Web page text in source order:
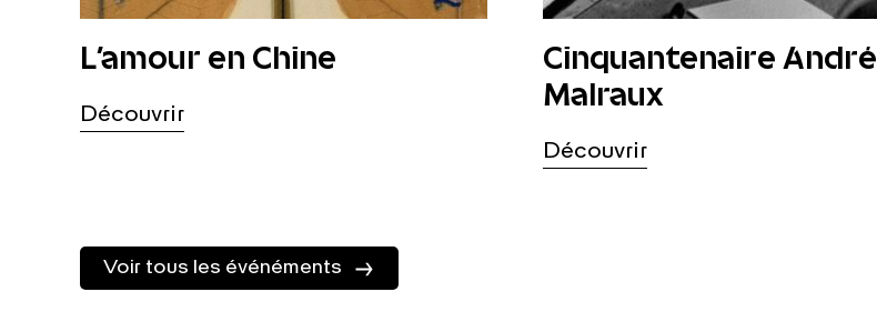
L’amour en Chine
Découvrir
Cinquantenaire André
Malraux
Découvrir
Voir tous les événéments